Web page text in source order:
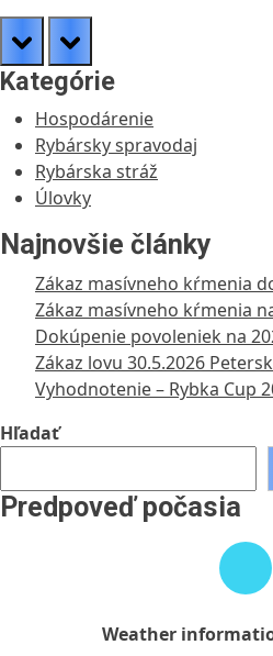
prev next
Kategórie
Hospodárenie
Rybársky spravodaj
Rybárska stráž
Úlovky
Najnovšie články
Zákaz masívneho kŕmenia
Zákaz masívneho kŕmenia
Dokúpenie povoleniek na
Zákaz lovu 30.5.2026
Vyhodnotenie – Rybka Cup
Hľadať
Predpoveď počasia
Weather